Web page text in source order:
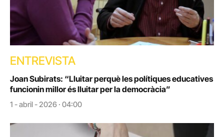
ENTREVISTA
Joan Subirats: “Lluitar perquè les polítiques educatives
funcionin millor és lluitar per la democràcia”
1 - abril - 2026 · 04:00